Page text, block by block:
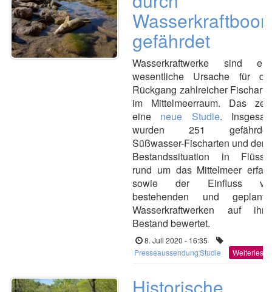
gefährdet
Wasserkraftwerke sind
wesentliche Ursache für
Rückgang zahlreicher
im Mittelmeerraum. Das
eine neue Studie.
wurden 251
Süßwasser-Fischarten und
Bestandssituation in
rund um das Mittelmeer
sowie der Einfluss
bestehenden und
Wasserkraftwerken auf
Bestand bewertet.
8. Juli 2020 - 16:35
PresseaussendungStudie Weiterlesen